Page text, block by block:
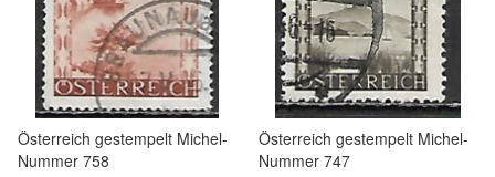
Österreich gestempelt Michel-
Nummer 758
Österreich gestempelt Michel-
Nummer 747